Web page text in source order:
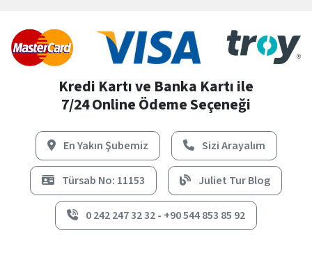
Kredi Kartı ve Banka Kartı ile
7/24 Online Ödeme Seçeneği
En Yakın Şubemiz Sizi Arayalım
Türsab No: 11153 Juliet Tur Blog
0 242 247 32 32 - +90 544 853 85 92